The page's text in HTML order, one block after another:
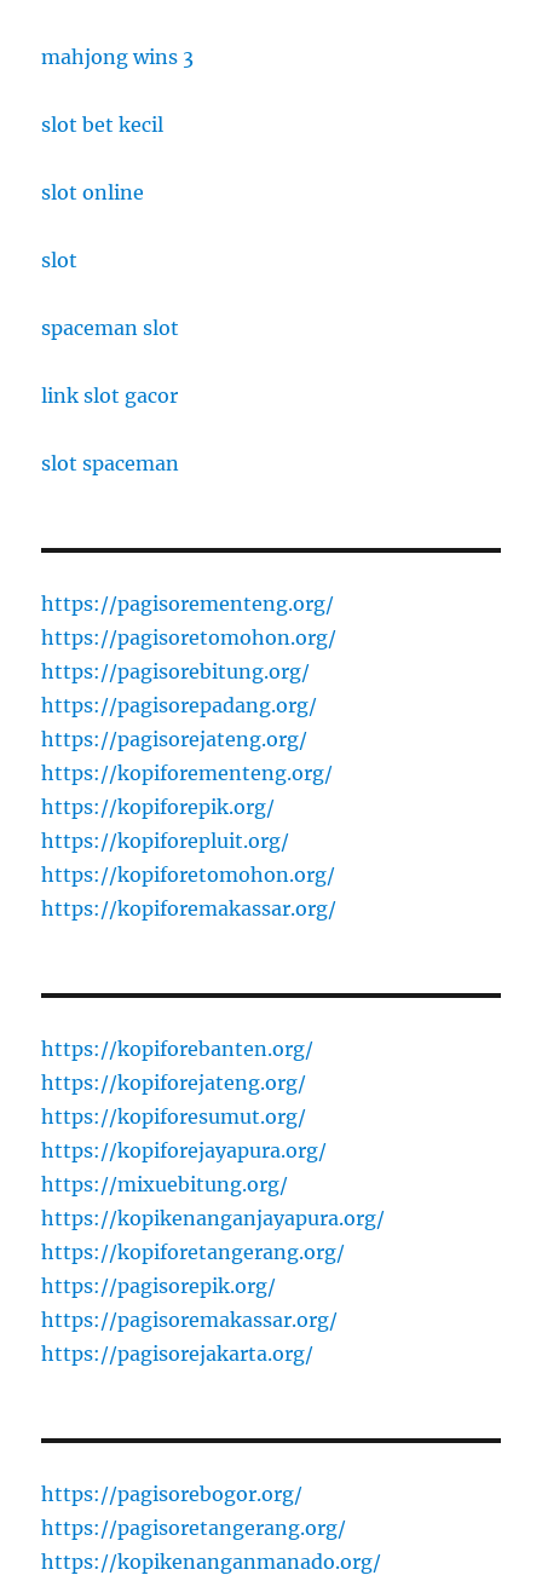
mahjong wins 3
slot bet kecil
slot online
slot
spaceman slot
link slot gacor
slot spaceman
https://pagisorementeng.org/
https://pagisoretomohon.org/
https://pagisorebitung.org/
https://pagisorepadang.org/
https://pagisorejateng.org/
https://kopiforementeng.org/
https://kopiforepik.org/
https://kopiforepluit.org/
https://kopiforetomohon.org/
https://kopiforemakassar.org/
https://kopiforebanten.org/
https://kopiforejateng.org/
https://kopiforesumut.org/
https://kopiforejayapura.org/
https://mixuebitung.org/
https://kopikenanganjayapura.org/
https://kopiforetangerang.org/
https://pagisorepik.org/
https://pagisoremakassar.org/
https://pagisorejakarta.org/
https://pagisorebogor.org/
https://pagisoretangerang.org/
https://kopikenanganmanado.org/